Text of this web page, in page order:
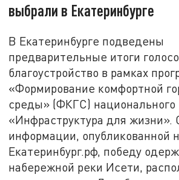
выбрали в Екатеринбурге
В Екатеринбурге подведены
предварительные итоги
благоустройство в рамках
«Формирование комфортной
среды» (ФКГС) национального
«Инфраструктура для жизни».
информации, опубликованной
Екатеринбург.рф, победу
набережной реки Исети,